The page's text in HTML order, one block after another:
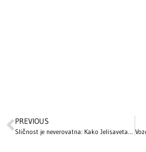
PREVIOUS
Sličnost je neverovatna: Kako Jelisaveta Orašanin dijeli sličan izgled sa svojom sestrom Milicom